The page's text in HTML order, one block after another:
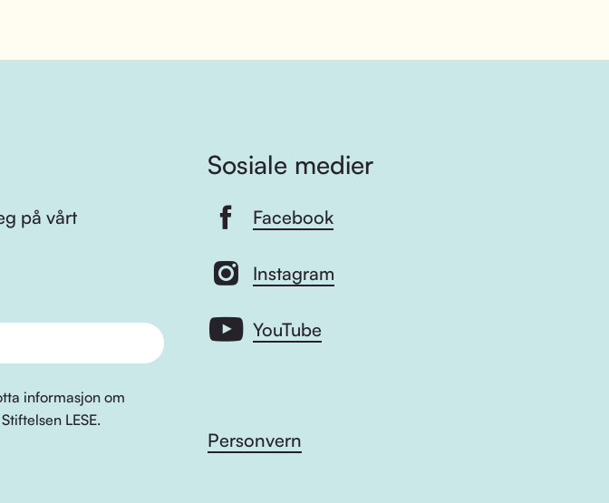
på vårt
informasjon om
LESE.
Sosiale medier
Facebook
Instagram
YouTube
Personvern